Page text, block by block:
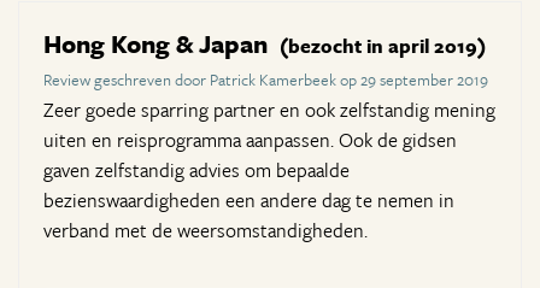
Hong Kong & Japan (bezocht in april 2019)
Review geschreven door Patrick Kamerbeek op 29 september 2019
Zeer goede sparring partner en ook zelfstandig mening
uiten en reisprogramma aanpassen. Ook de gidsen
gaven zelfstandig advies om bepaalde
bezienswaardigheden een andere dag te nemen in
verband met de weersomstandigheden.